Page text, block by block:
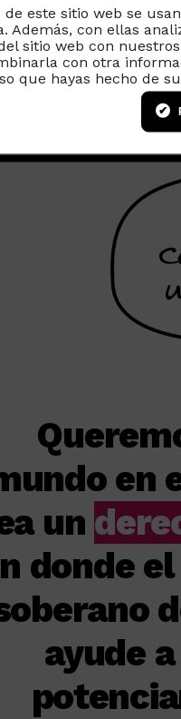
de este sitio web se
Además, con ellas
sitio web con
con otra
que hayas hecho de
en
un
donde
ayude